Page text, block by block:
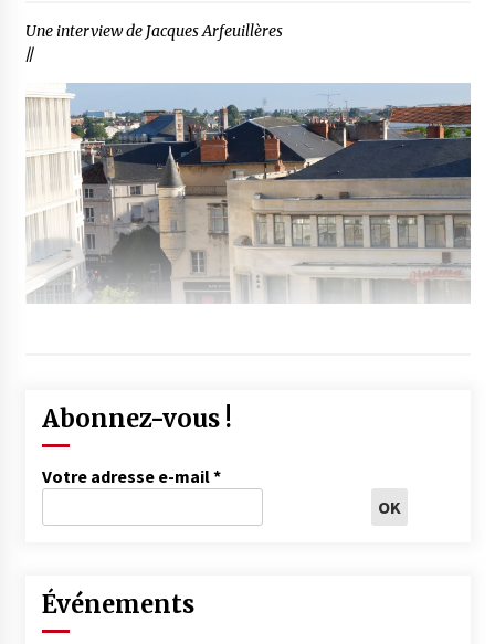
Une interview de Jacques Arfeuillères
//
Abonnez-vous !
Votre adresse e-mail*
Événements